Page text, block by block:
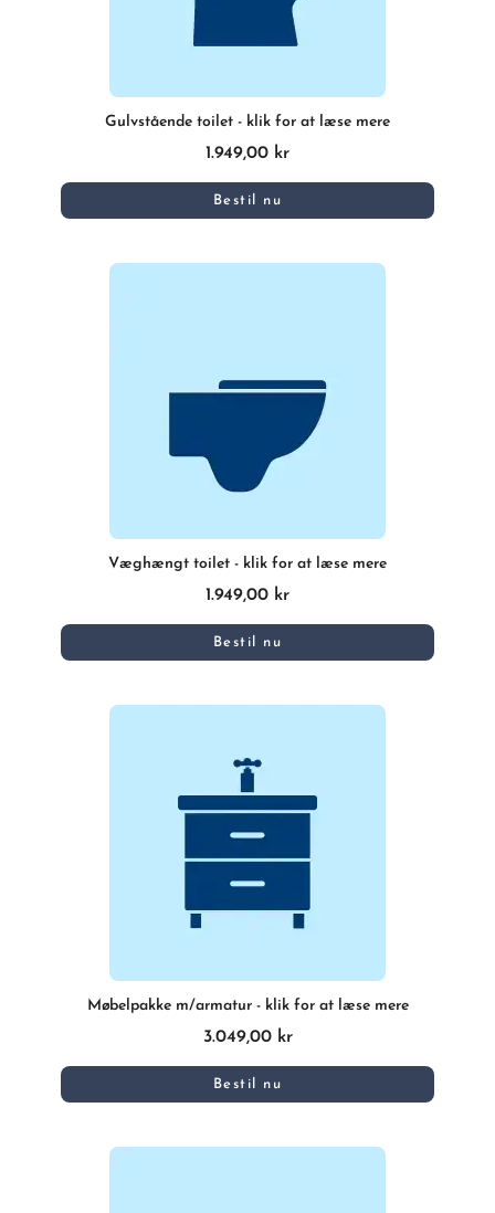
Gulvstående toilet - klik for at læse mere
1.949,00 kr
Bestil nu
Væghængt toilet - klik for at læse mere
1.949,00 kr
Bestil nu
Møbelpakke m/armatur - klik for at læse mere
3.049,00 kr
Bestil nu